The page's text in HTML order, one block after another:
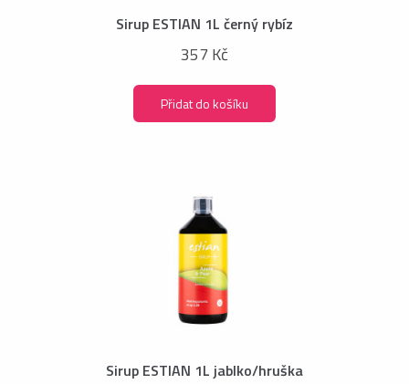
Sirup ESTIAN 1L černý rybíz
357 Kč
Přidat do košíku
Sirup ESTIAN 1L jablko/hruška